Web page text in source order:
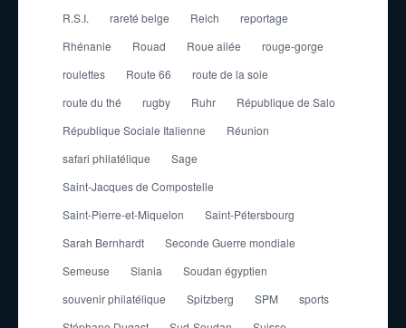
R.S.I.
rareté belge Reich
reportage
Rhénanie
Rouad Roue ailée
rouge-gorge
roulettes
Route 66
route de la soie
route du thé
rugby Ruhr
République de Salo
République Sociale Italienne
Réunion
safari philatélique
Sage
Saint-Jacques de Compostelle
Saint-Pierre-et-Miquelon
Saint-Pétersbourg
Sarah Bernhardt
Seconde Guerre mondiale
Semeuse
Slania
Soudan égyptien
souvenir philatélique
Spitzberg SPM
sports